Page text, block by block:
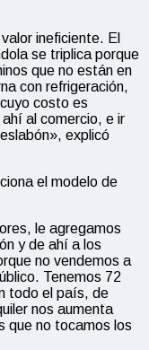
ineficiente. El
se triplica porque
que no están en
con refrigeración,
costo es
al comercio, e ir
explicó
el modelo de
le agregamos
y de ahí a los
no vendemos a
Tenemos 72
todo el país, de
nos aumenta
que no tocamos los